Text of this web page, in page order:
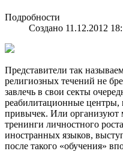
Подробности
Создано 11.12.2012
Представители так
религиозных течений не
завлечь в свои секты
реабилитационные центры,
привычек. Или организуют
тренинги личностного
иностранных языков,
после такого «обучения»